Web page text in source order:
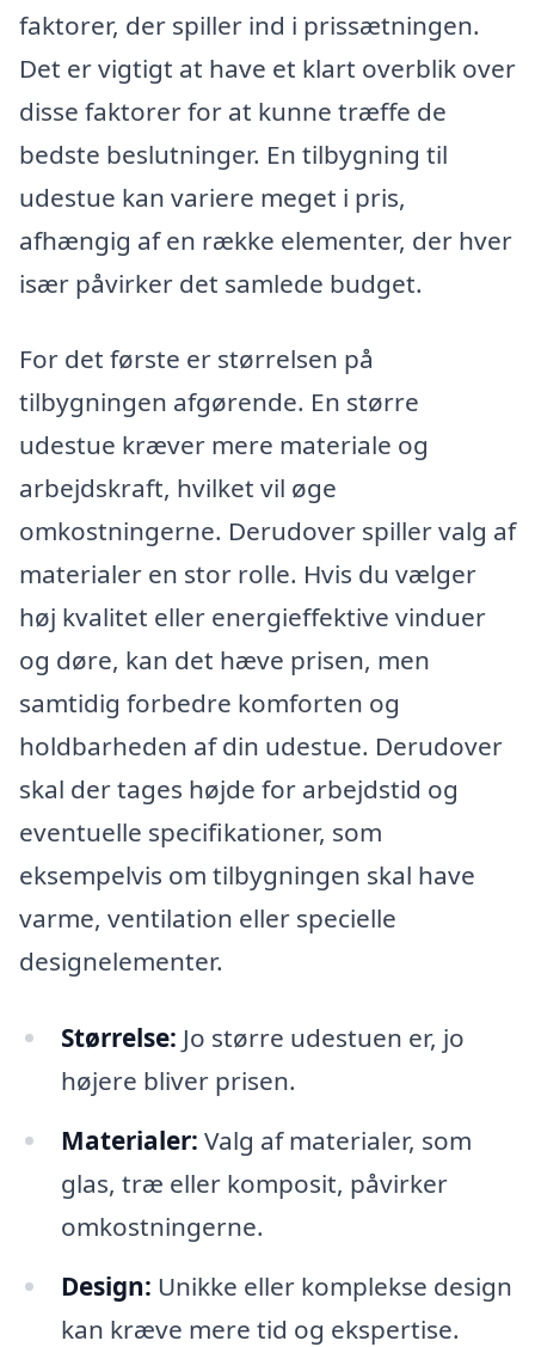
faktorer, der spiller ind i prissætningen.
Det er vigtigt at have et klart overblik over
disse faktorer for at kunne træffe de
bedste beslutninger. En tilbygning til
udestue kan variere meget i pris,
afhængig af en række elementer, der hver
især påvirker det samlede budget.
For det første er størrelsen på
tilbygningen afgørende. En større
udestue kræver mere materiale og
arbejdskraft, hvilket vil øge
omkostningerne. Derudover spiller valg af
materialer en stor rolle. Hvis du vælger
høj kvalitet eller energieffektive vinduer
og døre, kan det hæve prisen, men
samtidig forbedre komforten og
holdbarheden af din udestue. Derudover
skal der tages højde for arbejdstid og
eventuelle specifikationer, som
eksempelvis om tilbygningen skal have
varme, ventilation eller specielle
designelementer.
Størrelse: Jo større udestuen er, jo
højere bliver prisen.
Materialer: Valg af materialer, som
glas, træ eller komposit, påvirker
omkostningerne.
Design: Unikke eller komplekse design
kan kræve mere tid og ekspertise.